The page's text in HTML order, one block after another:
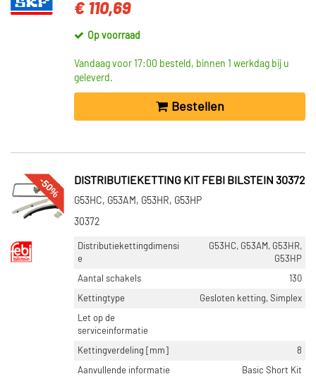
€ 110,69
Op voorraad
Vandaag voor 17:00 besteld, binnen 1 werkdag bij u
geleverd.
Bestellen
-50% DISTRIBUTIEKETTING KIT FEBI BILSTEIN 30372
G53HC, G53AM, G53HR, G53HP
30372
Distributiekettingdimensi
e
G53HC, G53AM, G53HR,
G53HP
Aantal schakels
130
Kettingtype
Gesloten ketting, Simplex
Let op de
serviceinformatie
Kettingverdeling [mm]
8
Aanvullende informatie
Basic Short Kit